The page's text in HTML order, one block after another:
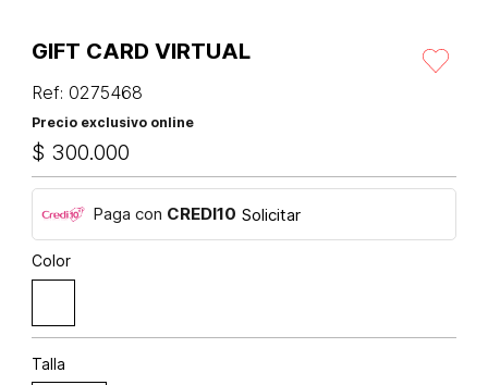
GIFT CARD VIRTUAL
Ref: 0275468
Precio exclusivo online
$ 300.000
Paga con CREDI10 Solicitar
Color
Talla